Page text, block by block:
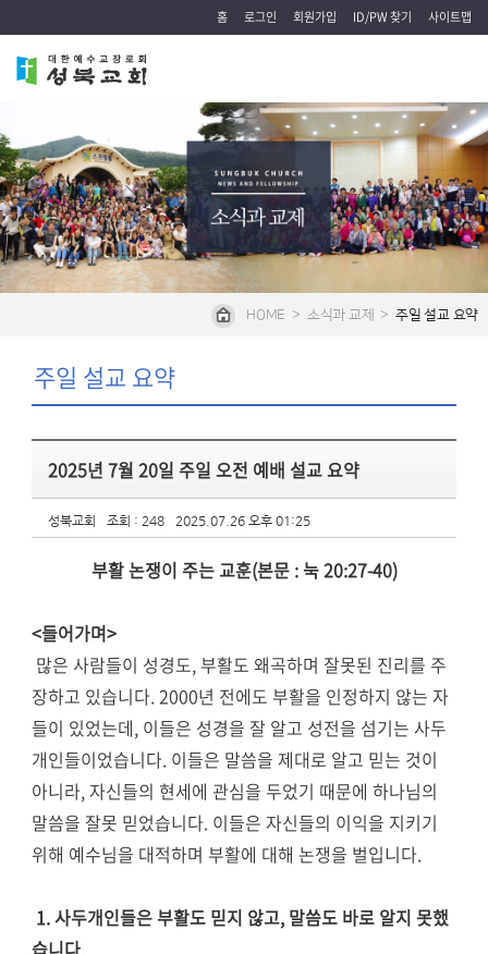
홈 로그인 회원가입 ID/PW 찾기 사이트맵
HOME > 소식과 교제 > 주일 설교 요약
주일 설교 요약
2025년 7월 20일 주일 오전 예배 설교 요약
성북교회 조회 : 248 2025.07.26 오후 01:25
부활 논쟁이 주는 교훈(본문 : 눅 20:27-40)
<들어가며>
많은 사람들이 성경도, 부활도 왜곡하며 잘못된 진리를 주
장하고 있습니다. 2000년 전에도 부활을 인정하지 않는 자
들이 있었는데, 이들은 성경을 잘 알고 성전을 섬기는 사두
개인들이었습니다. 이들은 말씀을 제대로 알고 믿는 것이
아니라, 자신들의 현세에 관심을 두었기 때문에 하나님의
말씀을 잘못 믿었습니다. 이들은 자신들의 이익을 지키기
위해 예수님을 대적하며 부활에 대해 논쟁을 벌입니다.
1. 사두개인들은 부활도 믿지 않고, 말씀도 바로 알지 못했
습니다.